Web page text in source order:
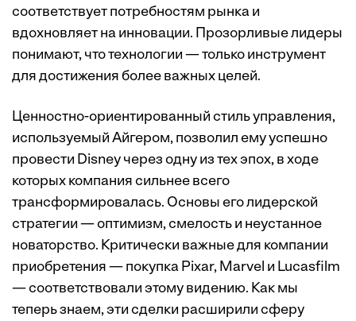
соответствует потребностям рынка и
вдохновляет на инновации. Прозорливые лидеры
понимают, что технологии — только инструмент
для достижения более важных целей.
Ценностно-ориентированный стиль управления,
используемый Айгером, позволил ему успешно
провести Disney через одну из тех эпох, в ходе
которых компания сильнее всего
трансформировалась. Основы его лидерской
стратегии — оптимизм, смелость и неустанное
новаторство. Критически важные для компании
приобретения — покупка Pixar, Marvel и Lucasfilm
— соответствовали этому видению. Как мы
теперь знаем, эти сделки расширили сферу